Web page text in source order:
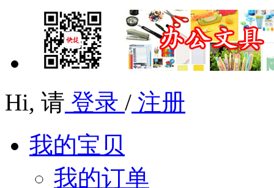
Hi, 请 登录 / 注册
我的宝贝
我的订单